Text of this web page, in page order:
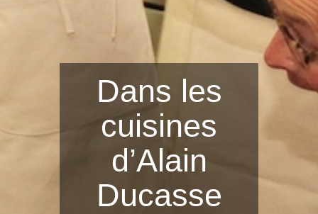
Dans les
cuisines
d’Alain
Ducasse